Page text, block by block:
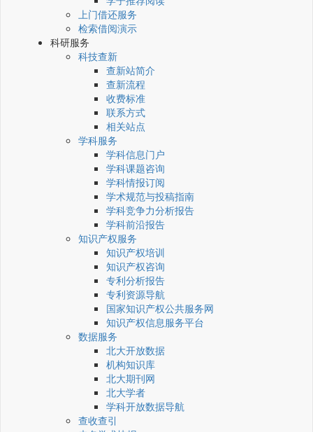
上门借还服务
检索借阅演示
科研服务
科技查新
查新站简介
查新流程
收费标准
联系方式
相关站点
学科服务
学科信息门户
学科课题咨询
学科情报订阅
学术规范与投稿指南
学科竞争力分析报告
学科前沿报告
知识产权服务
知识产权培训
知识产权咨询
专利分析报告
专利资源导航
国家知识产权公共服务网
知识产权信息服务平台
数据服务
北大开放数据
机构知识库
北大期刊网
北大学者
学科开放数据导航
查收查引